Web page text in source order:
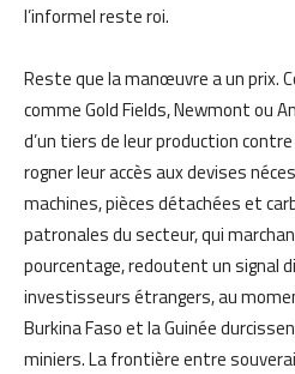
l’informel reste roi.
Reste que la manœuvre a un prix.
comme Gold Fields, Newmont ou
d’un tiers de leur production
rogner leur accès aux devises
machines, pièces détachées et
patronales du secteur, qui
pourcentage, redoutent un signal
investisseurs étrangers, au
Burkina Faso et la Guinée
miniers. La frontière entre